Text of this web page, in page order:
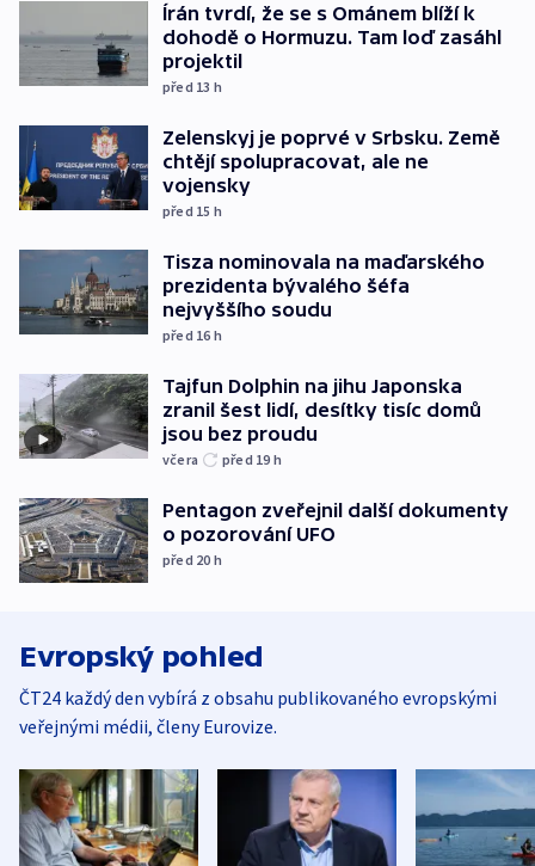
Írán tvrdí, že se s Ománem blíží k
dohodě o Hormuzu. Tam loď zasáhl
projektil
před 13 h
Zelenskyj je poprvé v Srbsku. Země
chtějí spolupracovat, ale ne
vojensky
před 15 h
Tisza nominovala na maďarského
prezidenta bývalého šéfa
nejvyššího soudu
před 16 h
Tajfun Dolphin na jihu Japonska
zranil šest lidí, desítky tisíc domů
jsou bez proudu
včera před 19 h
Pentagon zveřejnil další dokumenty
o pozorování UFO
před 20 h
Evropský pohled
ČT24 každý den vybírá z obsahu publikovaného evropskými
veřejnými médii, členy Eurovize.